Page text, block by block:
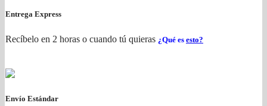
Entrega Express
Recíbelo en 2 horas o cuando tú quieras ¿Qué es esto?
Envío Estándar